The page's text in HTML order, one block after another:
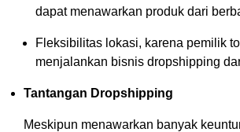
dapat menawarkan produk dari
Fleksibilitas lokasi, karena pemilik
menjalankan bisnis dropshipping
Tantangan Dropshipping
Meskipun menawarkan banyak